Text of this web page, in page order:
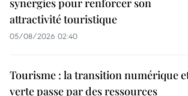
synergies pour renforcer son
attractivité touristique
05/08/2026 02:40
Tourisme : la transition numérique
verte passe par des ressources